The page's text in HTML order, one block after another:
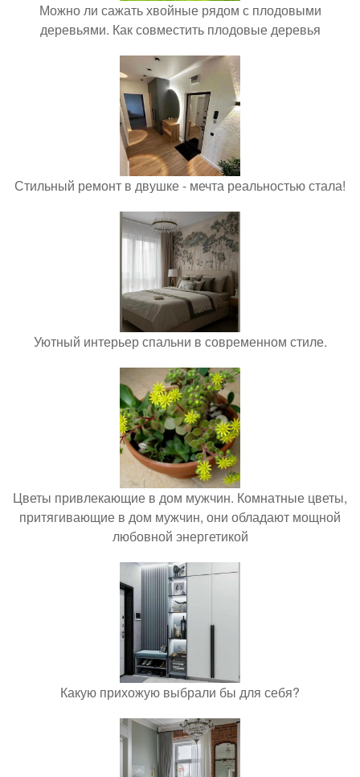
Можно ли сажать хвойные рядом с плодовыми
деревьями. Как совместить плодовые деревья
Стильный ремонт в двушке - мечта реальностью стала!
Уютный интерьер спальни в современном стиле.
Цветы привлекающие в дом мужчин. Комнатные цветы,
притягивающие в дом мужчин, они обладают мощной
любовной энергетикой
Какую прихожую выбрали бы для себя?